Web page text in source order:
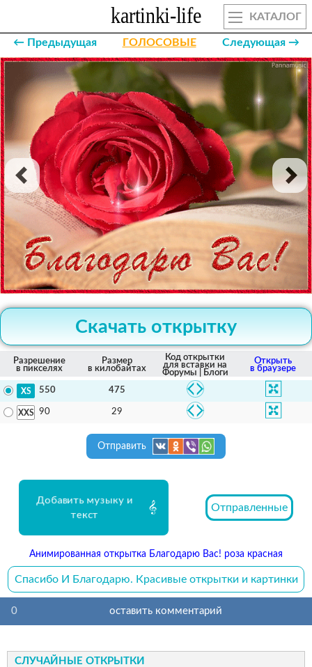
КАТАЛОГ
← Предыдущая ГОЛОСОВЫЕ Следующая →
Скачать открытку
Разрешение
в пикселях
Размер
в килобайтах
Код открытки
для вставки на
Форумы | Блоги
Открыть
в браузере
550 475
90 29
Отправить
Добавить музыку и
текст
Отправленные
Анимированная открытка Благодарю Вас! роза красная
Спасибо И Благодарю. Красивые открытки и картинки
0 оставить комментарий
СЛУЧАЙНЫЕ ОТКРЫТКИ